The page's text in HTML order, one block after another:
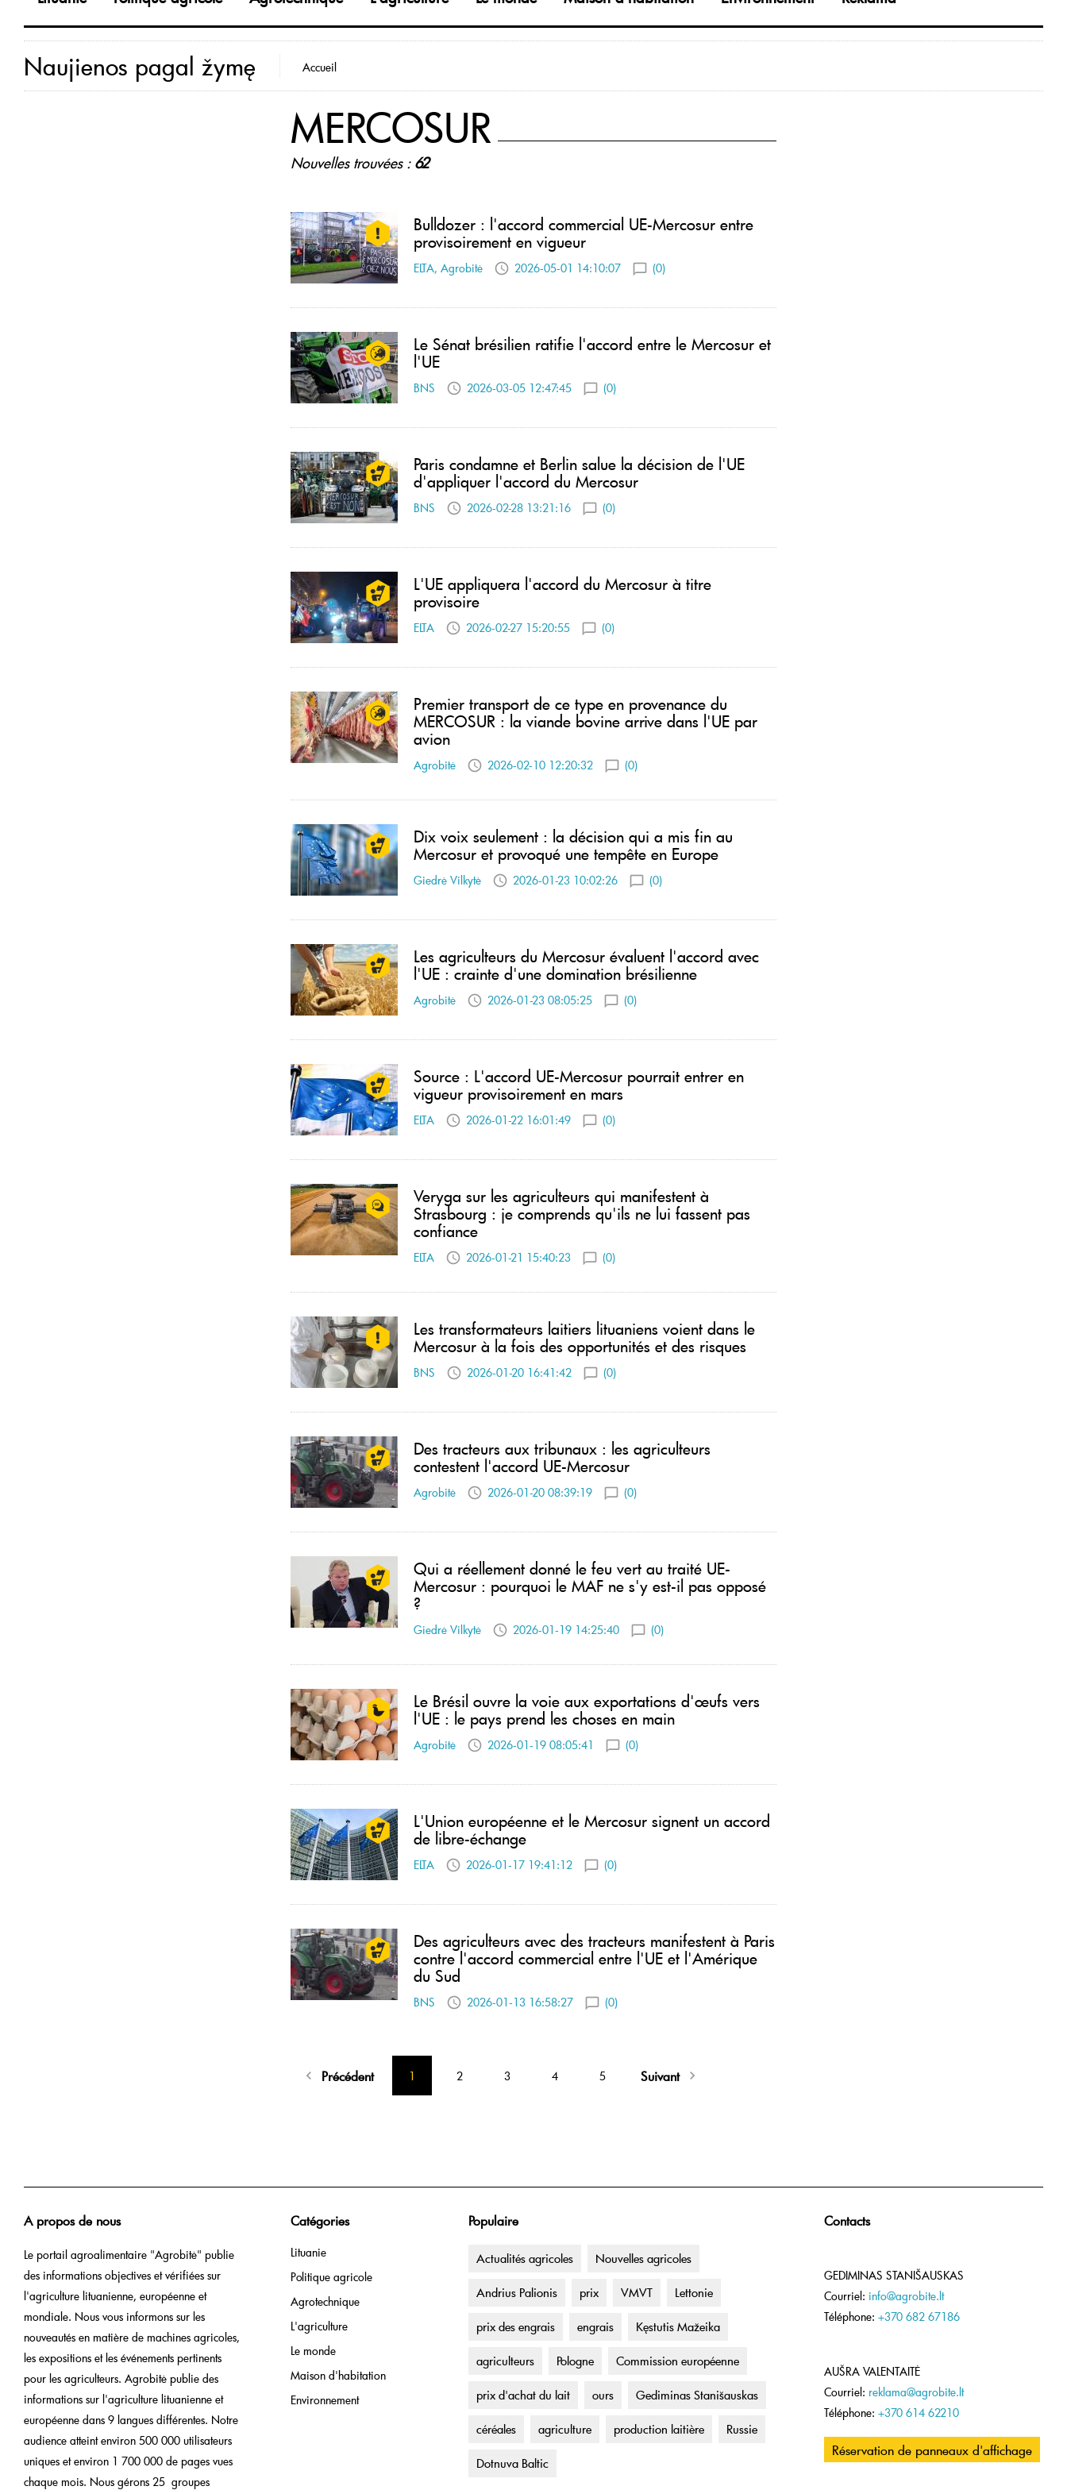
Naujienos pagal žymę Accueil
MERCOSUR
Nouvelles trouvées : 62
Bulldozer : l'accord commercial UE-Mercosur entre
provisoirement en vigueur
ELTA, Agrobitė 2026-05-01 14:10:07 (0)
Le Sénat brésilien ratifie l'accord entre le Mercosur et
l'UE
BNS 2026-03-05 12:47:45 (0)
Paris condamne et Berlin salue la décision de l'UE
d'appliquer l'accord du Mercosur
BNS 2026-02-28 13:21:16 (0)
L'UE appliquera l'accord du Mercosur à titre
provisoire
ELTA 2026-02-27 15:20:55 (0)
Premier transport de ce type en provenance du
MERCOSUR : la viande bovine arrive dans l'UE par
avion
Agrobitė 2026-02-10 12:20:32 (0)
Dix voix seulement : la décision qui a mis fin au
Mercosur et provoqué une tempête en Europe
Giedrė Vilkytė 2026-01-23 10:02:26 (0)
Les agriculteurs du Mercosur évaluent l'accord avec
l'UE : crainte d'une domination brésilienne
Agrobitė 2026-01-23 08:05:25 (0)
Source : L'accord UE-Mercosur pourrait entrer en
vigueur provisoirement en mars
ELTA 2026-01-22 16:01:49 (0)
Veryga sur les agriculteurs qui manifestent à
Strasbourg : je comprends qu'ils ne lui fassent pas
confiance
ELTA 2026-01-21 15:40:23 (0)
Les transformateurs laitiers lituaniens voient dans le
Mercosur à la fois des opportunités et des risques
BNS 2026-01-20 16:41:42 (0)
Des tracteurs aux tribunaux : les agriculteurs
contestent l'accord UE-Mercosur
Agrobitė 2026-01-20 08:39:19 (0)
Qui a réellement donné le feu vert au traité UE-
Mercosur : pourquoi le MAF ne s'y est-il pas opposé
?
Giedrė Vilkytė 2026-01-19 14:25:40 (0)
Le Brésil ouvre la voie aux exportations d'œufs vers
l'UE : le pays prend les choses en main
Agrobitė 2026-01-19 08:05:41 (0)
L'Union européenne et le Mercosur signent un accord
de libre-échange
ELTA 2026-01-17 19:41:12 (0)
Des agriculteurs avec des tracteurs manifestent à Paris
contre l'accord commercial entre l'UE et l'Amérique
du Sud
BNS 2026-01-13 16:58:27 (0)
Précédent 1 2 3 4 5 Suivant
A propos de nous
Le portail agroalimentaire "Agrobitė" publie
des informations objectives et vérifiées sur
l'agriculture lituanienne, européenne et
mondiale. Nous vous informons sur les
nouveautés en matière de machines agricoles,
les expositions et les événements pertinents
pour les agriculteurs. Agrobitė publie des
informations sur l'agriculture lituanienne et
européenne dans 9 langues différentes. Notre
audience atteint environ 500 000 utilisateurs
uniques et environ 1 700 000 de pages vues
chaque mois. Nous gérons 25 groupes
Populaire
Actualités agricoles Nouvelles agricoles
Andrius Palionis prix VMVT Lettonie
prix des engrais engrais Kęstutis Mažeika
agriculteurs Pologne Commission européenne
prix d'achat du lait ours Gediminas Stanišauskas
céréales agriculture production laitière Russie
Dotnuva Baltic
Catégories
Lituanie
Politique agricole
Agrotechnique
L'agriculture
Le monde
Maison d'habitation
Environnement
Contacts
GEDIMINAS STANIŠAUSKAS
Courriel: info@agrobite.lt
Téléphone: +370 682 67186
AUŠRA VALENTAITĖ
Courriel: reklama@agrobite.lt
Téléphone: +370 614 62210
Réservation de panneaux d'affichage